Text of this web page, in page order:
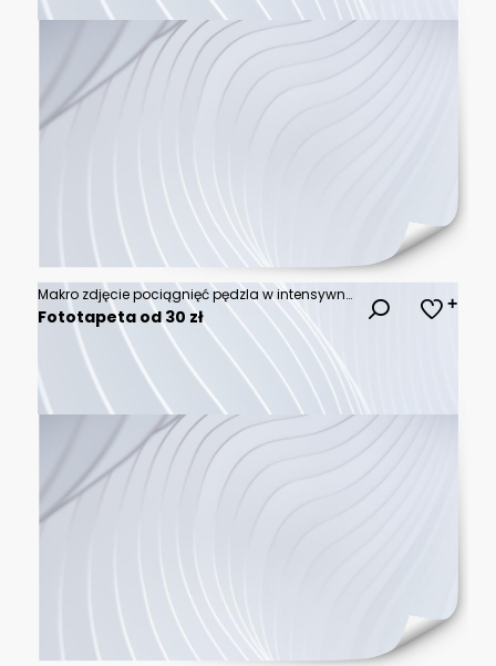
Makro zdjęcie pociągnięć pędzla w intensywnych kolorach, tworzących abstrakcyjny wzór. Bogata faktura i dynamiczne barwy idealnie sprawdzą się jako artystyczne tło.
Fototapeta od 30 zł